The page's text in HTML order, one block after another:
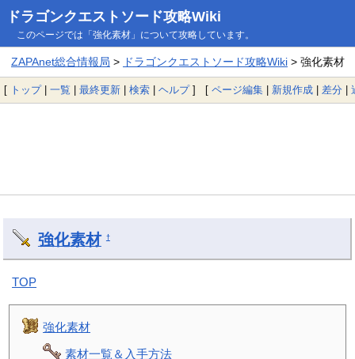
ドラゴンクエストソード攻略Wiki
このページでは「強化素材」について攻略しています。
ZAPAnet総合情報局 > ドラゴンクエストソード攻略Wiki> 強化素材
[ トップ| 一覧 | 最終更新 | 検索 | ヘルプ] [ ページ編集 | 新規作成 | 差分 |
強化素材 †
TOP
強化素材
素材一覧＆入手方法